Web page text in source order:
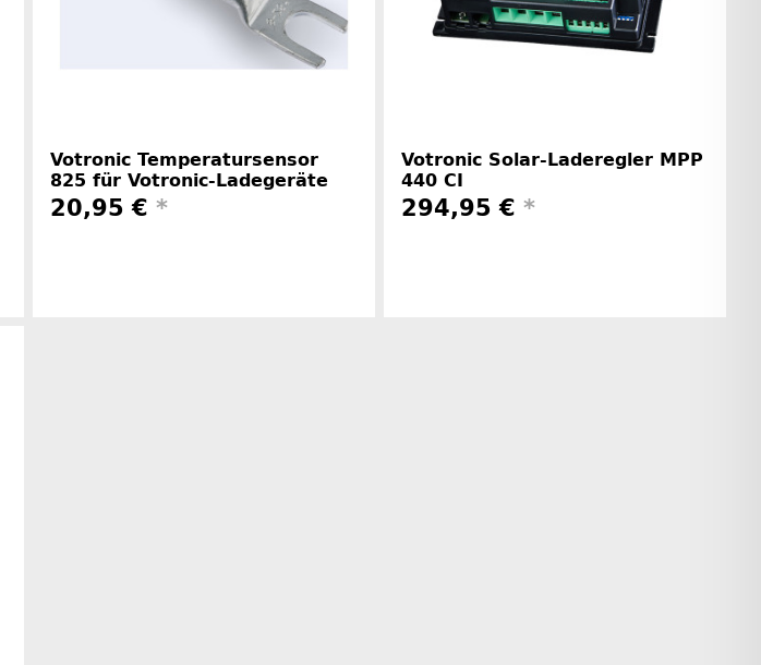
Votronic Temperatursensor
825 für Votronic-Ladegeräte
20,95 € *
Votronic Solar-Laderegler MPP
440 CI
294,95 € *